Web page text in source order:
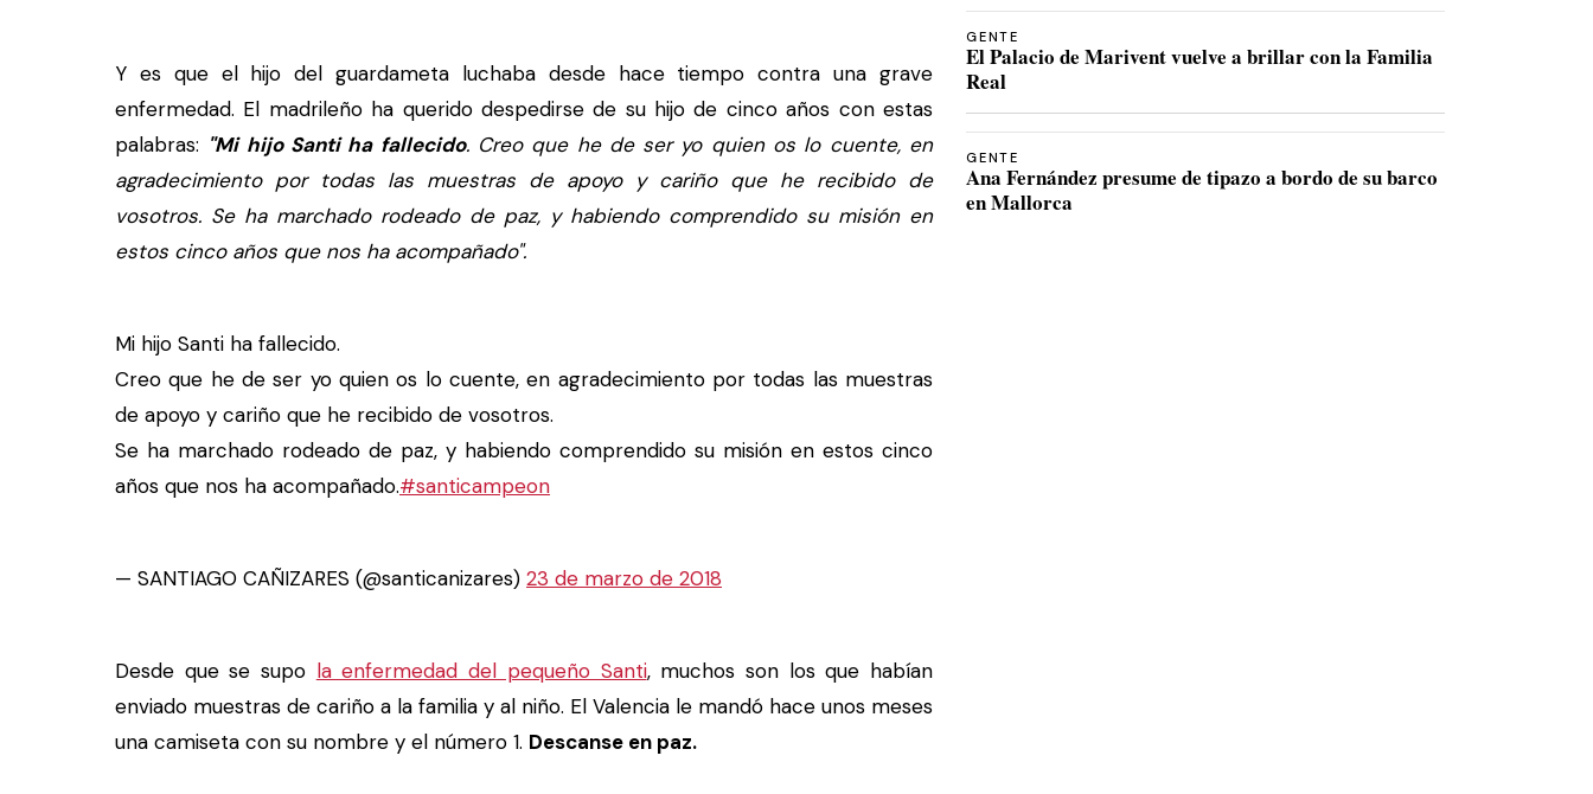
Y es que el hijo del guardameta luchaba desde hace tiempo contra una grave
enfermedad. El madrileño ha querido despedirse de su hijo de cinco años con estas
palabras: "Mi hijo Santi ha fallecido. Creo que he de ser yo quien os lo cuente, en
agradecimiento por todas las muestras de apoyo y cariño que he recibido de
vosotros. Se ha marchado rodeado de paz, y habiendo comprendido su misión en
estos cinco años que nos ha acompañado".
Mi hijo Santi ha fallecido.
Creo que he de ser yo quien os lo cuente, en agradecimiento por todas las muestras
de apoyo y cariño que he recibido de vosotros.
Se ha marchado rodeado de paz, y habiendo comprendido su misión en estos cinco
años que nos ha acompañado.#santicampeon
— SANTIAGO CAÑIZARES (@santicanizares) 23 de marzo de 2018
Desde que se supo la enfermedad del pequeño Santi, muchos son los que habían
enviado muestras de cariño a la familia y al niño. El Valencia le mandó hace unos meses
una camiseta con su nombre y el número 1. Descanse en paz.
GENTE
El Palacio de Marivent vuelve a brillar con la Familia
Real
GENTE
Ana Fernández presume de tipazo a bordo de su barco
en Mallorca